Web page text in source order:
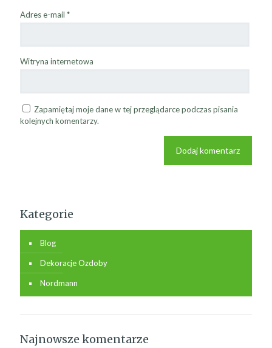
Adres e-mail *
Witryna internetowa
Zapamiętaj moje dane w tej przeglądarce podczas pisania
kolejnych komentarzy.
Kategorie
Blog
Dekoracje Ozdoby
Nordmann
Najnowsze komentarze